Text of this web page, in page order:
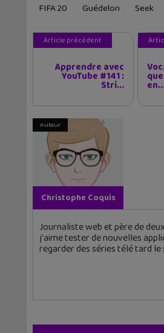
FIFA 20
Guédelon Seek
Article précédent
Apprendre avec
YouTube #141 :
Stri...
Auteur
Christophe Coquis
Journaliste web et père de
j'aime tester de nouvelles
regarder des séries télé tard le